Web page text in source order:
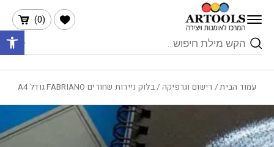
Skip to Content
Products
search
(
0
)
הרשימה שלי
עמוד הבית/ רישום וגרפיקה / בלוק ניירות שחורים FABRIANO גודל A4
בחזרה למעלה